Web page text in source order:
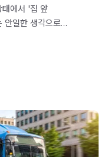
태에서 '집 앞
안일한 생각으로
가 취소된
번하게 발생합니다.
잃지 않도록,
적이고 치밀한
.